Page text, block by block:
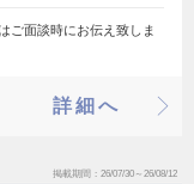
ご面談時にお伝え致しま
詳細へ
掲載期間 26/07/30～26/08/12